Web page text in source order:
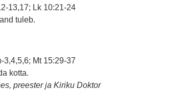
13,17; Lk 10:21-24
tuleb.
3,4,5,6; Mt 15:29-37
kotta.
preester ja Kiriku Doktor